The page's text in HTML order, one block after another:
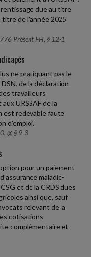
due au titre
titre de l'année 2025
Présent FH, § 12-1
ne pratiquant pas le
de la déclaration
travailleurs
URSSAF de la
est redevable faute
d'emploi.
@ § 9-3
pour un paiement
maladie-
et de la CRDS dues
ainsi que, sauf
relevant de la
cotisations
complémentaire et